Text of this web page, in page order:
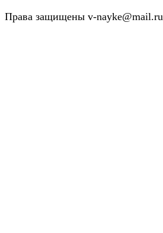
Права защищены v-nayke@mail.ru